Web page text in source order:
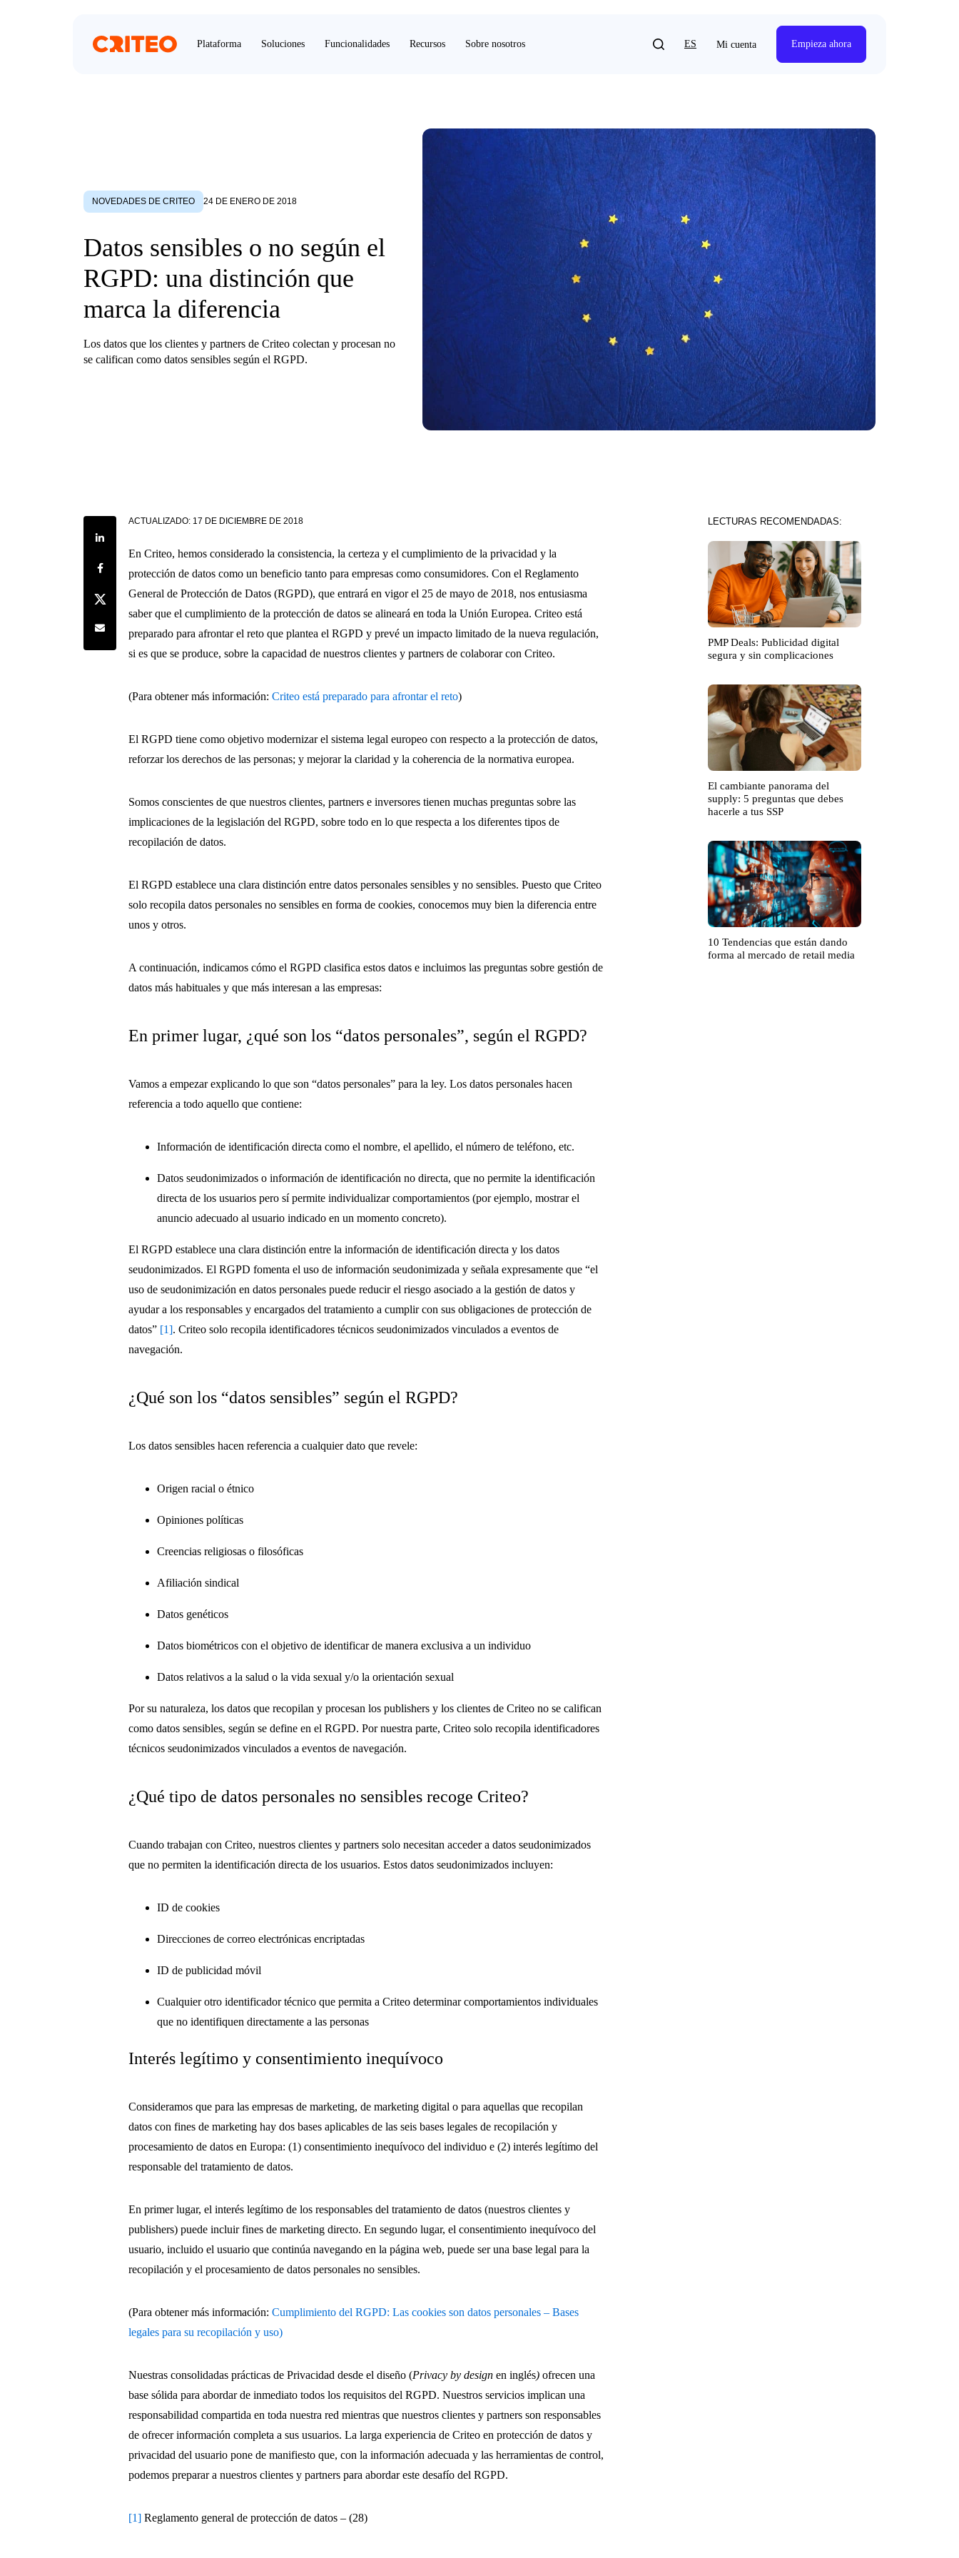
Plataforma Soluciones Funcionalidades Recursos Sobre nosotros ES Mi cuenta Empieza ahora
NOVEDADES DE CRITEO 24 DE ENERO DE 2018
Datos sensibles o no según el
RGPD: una distinción que
marca la diferencia
Los datos que los clientes y partners de Criteo colectan y procesan no
se califican como datos sensibles según el RGPD.
Share on LinkedIn
Share on Facebook
Share on Twitter
Share by e-mail
ACTUALIZADO: 17 DE DICIEMBRE DE 2018
En Criteo, hemos considerado la consistencia, la certeza y el cumplimiento de la privacidad y la
protección de datos como un beneficio tanto para empresas como consumidores. Con el Reglamento
General de Protección de Datos (RGPD), que entrará en vigor el 25 de mayo de 2018, nos entusiasma
saber que el cumplimiento de la protección de datos se alineará en toda la Unión Europea. Criteo está
preparado para afrontar el reto que plantea el RGPD y prevé un impacto limitado de la nueva regulación,
si es que se produce, sobre la capacidad de nuestros clientes y partners de colaborar con Criteo.
(Para obtener más información:Criteo está preparado para afrontar el reto)
El RGPD tiene como objetivo modernizar el sistema legal europeo con respecto a la protección de datos,
reforzar los derechos de las personas; y mejorar la claridad y la coherencia de la normativa europea.
Somos conscientes de que nuestros clientes, partners e inversores tienen muchas preguntas sobre las
implicaciones de la legislación del RGPD, sobre todo en lo que respecta a los diferentes tipos de
recopilación de datos.
El RGPD establece una clara distinción entre datos personales sensibles y no sensibles. Puesto que Criteo
solo recopila datos personales no sensibles en forma de cookies, conocemos muy bien la diferencia entre
unos y otros.
A continuación, indicamos cómo el RGPD clasifica estos datos e incluimos las preguntas sobre gestión de
datos más habituales y que más interesan a las empresas:
En primer lugar, ¿qué son los “datos personales”, según el RGPD?
Vamos a empezar explicando lo que son “datos personales” para la ley. Los datos personales hacen
referencia a todo aquello que contiene:
Información de identificación directa como el nombre, el apellido, el número de teléfono, etc.
Datos seudonimizados o información de identificación no directa, que no permite la identificación
directa de los usuarios pero sí permite individualizar comportamientos (por ejemplo, mostrar el
anuncio adecuado al usuario indicado en un momento concreto).
El RGPD establece una clara distinción entre la información de identificación directa y los datos
seudonimizados. El RGPD fomenta el uso de información seudonimizada y señala expresamente que “el
uso de seudonimización en datos personales puede reducir el riesgo asociado a la gestión de datos y
ayudar a los responsables y encargados del tratamiento a cumplir con sus obligaciones de protección de
datos” [1]. Criteo solo recopila identificadores técnicos seudonimizados vinculados a eventos de
navegación.
¿Qué son los “datos sensibles” según el RGPD?
Los datos sensibles hacen referencia a cualquier dato que revele:
Origen racial o étnico
Opiniones políticas
Creencias religiosas o filosóficas
Afiliación sindical
Datos genéticos
Datos biométricos con el objetivo de identificar de manera exclusiva a un individuo
Datos relativos a la salud o la vida sexual y/o la orientación sexual
Por su naturaleza, los datos que recopilan y procesan los publishers y los clientes de Criteo no se califican
como datos sensibles, según se define en el RGPD. Por nuestra parte, Criteo solo recopila identificadores
técnicos seudonimizados vinculados a eventos de navegación.
¿Qué tipo de datos personales no sensibles recoge Criteo?
Cuando trabajan con Criteo, nuestros clientes y partners solo necesitan acceder a datos seudonimizados
que no permiten la identificación directa de los usuarios. Estos datos seudonimizados incluyen:
ID de cookies
Direcciones de correo electrónicas encriptadas
ID de publicidad móvil
Cualquier otro identificador técnico que permita a Criteo determinar comportamientos individuales
que no identifiquen directamente a las personas
Interés legítimo y consentimiento inequívoco
Consideramos que para las empresas de marketing, de marketing digital o para aquellas que recopilan
datos con fines de marketing hay dos bases aplicables de las seis bases legales de recopilación y
procesamiento de datos en Europa: (1) consentimiento inequívoco del individuo e (2) interés legítimo del
responsable del tratamiento de datos.
En primer lugar, el interés legítimo de los responsables del tratamiento de datos (nuestros clientes y
publishers) puede incluir fines de marketing directo. En segundo lugar, el consentimiento inequívoco del
usuario, incluido el usuario que continúa navegando en la página web, puede ser una base legal para la
recopilación y el procesamiento de datos personales no sensibles.
(Para obtener más información:Cumplimiento del RGPD: Las cookies son datos personales – Bases
legales para su recopilación y uso)
Nuestras consolidadas prácticas de Privacidad desde el diseño (Privacy by designen inglés) ofrecen una
base sólida para abordar de inmediato todos los requisitos del RGPD. Nuestros servicios implican una
responsabilidad compartida en toda nuestra red mientras que nuestros clientes y partners son responsables
de ofrecer información completa a sus usuarios. La larga experiencia de Criteo en protección de datos y
privacidad del usuario pone de manifiesto que, con la información adecuada y las herramientas de control,
podemos preparar a nuestros clientes y partners para abordar este desafío del RGPD.
[1] Reglamento general de protección de datos – (28)
LECTURAS RECOMENDADAS:
PMP Deals: Publicidad digital
segura y sin complicaciones
El cambiante panorama del
supply: 5 preguntas que debes
hacerle a tus SSP
10 Tendencias que están dando
forma al mercado de retail media